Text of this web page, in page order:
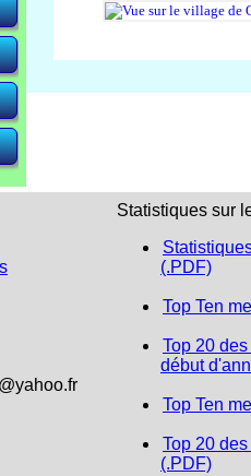
Statistiques sur
(.PDF)
Top Ten
Top 20
début
Top Ten
Top 20
(.PDF)